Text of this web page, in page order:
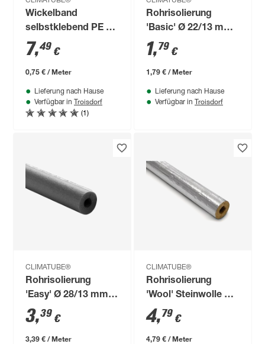
Wickelband
selbstklebend PE 50
mm x 10 m
7,49 €
0,75 € / Meter
Lieferung nach Hause
Verfügbar in Troisdorf
(1)
Rohrisolierung
'Basic' Ø 22/13 mm
vorgeschlitzt 1 m
1,79 €
1,79 € / Meter
Lieferung nach Hause
Verfügbar in Troisdorf
CLIMATUBE®
Rohrisolierung
'Easy' Ø 28/13 mm
Dämmstärke
selbstklebend, 1 m
3,39 €
3,39 € / Meter
CLIMATUBE®
Rohrisolierung
'Wool' Steinwolle Ø
15/20 mm
Dämmstärke
selbstklebend, 1 m
4,79 €
4,79 € / Meter